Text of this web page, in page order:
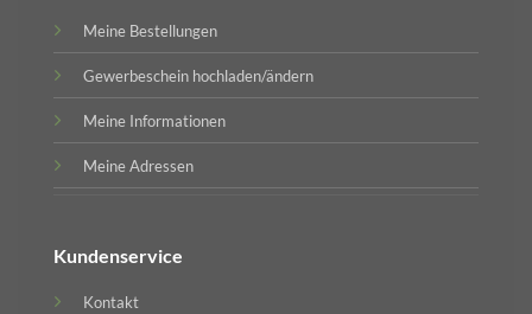
Meine Bestellungen
Gewerbeschein hochladen/ändern
Meine Informationen
Meine Adressen
Kundenservice
Kontakt